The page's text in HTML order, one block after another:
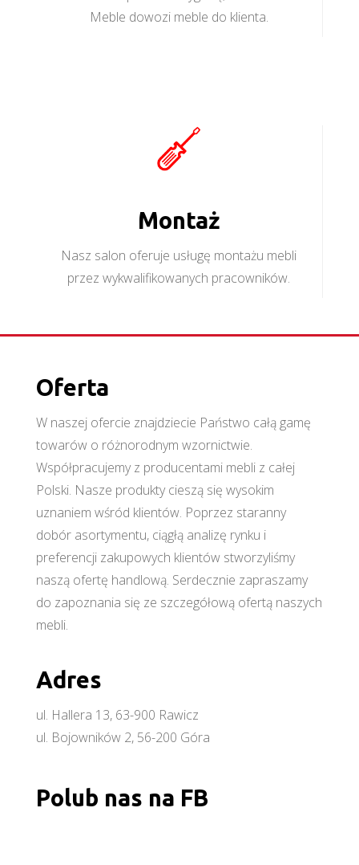
Meble dowozi meble do klienta.
Montaż
Nasz salon oferuje usługę montażu mebli
przez wykwalifikowanych pracowników.
Oferta
W naszej ofercie znajdziecie Państwo całą gamę
towarów o różnorodnym wzornictwie.
Współpracujemy z producentami mebli z całej
Polski. Nasze produkty cieszą się wysokim
uznaniem wśród klientów. Poprzez staranny
dobór asortymentu, ciągłą analizę rynku i
preferencji zakupowych klientów stworzyliśmy
naszą ofertę handlową. Serdecznie zapraszamy
do zapoznania się ze szczegółową ofertą naszych
mebli.
Adres
ul. Hallera 13, 63-900 Rawicz
ul. Bojowników 2, 56-200 Góra
Polub nas na FB